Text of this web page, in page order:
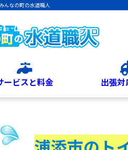
んなの町の水道職人
ービスと料金 出張